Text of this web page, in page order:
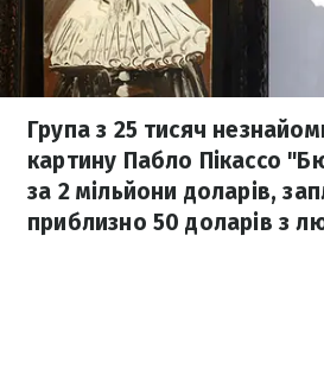
Група з 25 тисяч
картину Пабло Пікассо
за 2 мільйони доларів,
приблизно 50 доларів з